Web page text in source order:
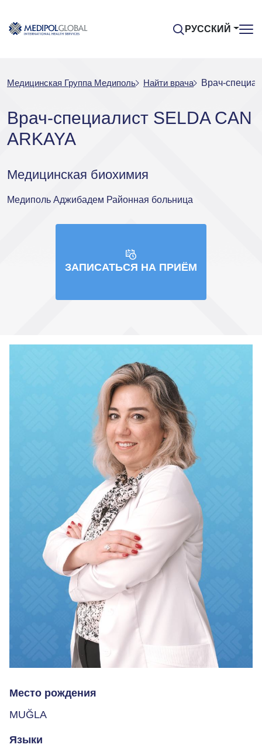
РУССКИЙ
Медицинская Группа Медиполь Найти врача Врач-
Врач-специалист SELDA CAN
ARKAYA
Медицинская биохимия
Медиполь Аджибадем Районная больница
ЗАПИСАТЬСЯ НА ПРИЁМ
Место рождения
MUĞLA
Языки